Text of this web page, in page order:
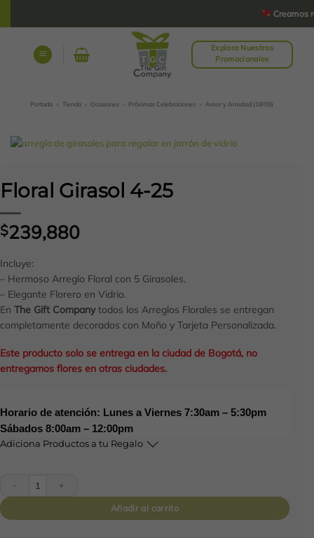
Creamos
Explora Nuestros
Promocionales
Portada Tienda Ocasiones Próximas Celebraciones Amor y Amistad (18/09)
Floral Girasol 4-25
$239,880
Incluye:
– Hermoso Arreglo Floral con 5 Girasoles.
– Elegante Florero en Vidrio.
En The Gift Companytodos los Arreglos Florales se entregan
completamente decorados con Moño y Tarjeta Personalizada.
Este producto solo se entrega en la ciudad de Bogotá, no
entregamos flores en otras ciudades.
Horario de atención: Lunes a Viernes 7:30am – 5:30pm
Sábados 8:00am – 12:00pm
Adiciona Productos a tu Regalo
Añadir al carrito